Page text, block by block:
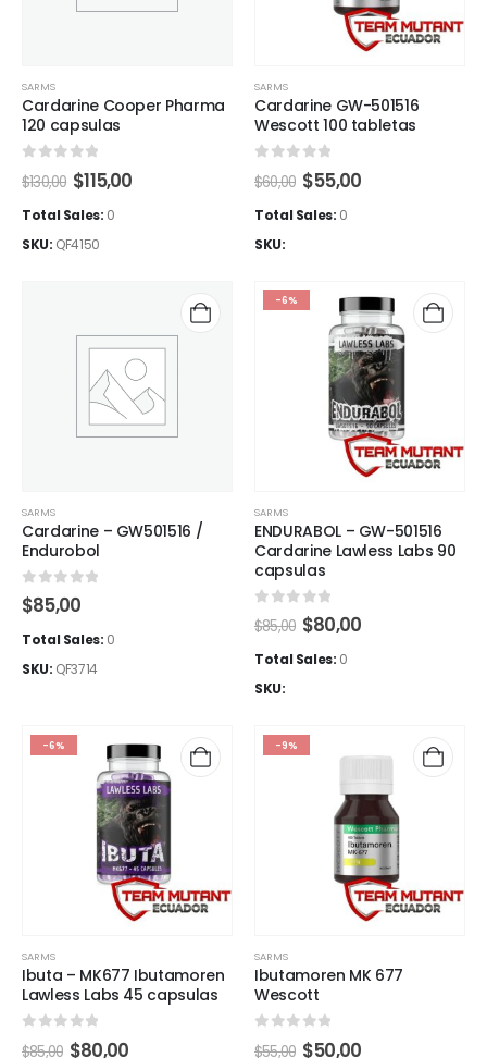
SARMS
Cardarine Cooper Pharma
120 capsulas
out of 5
$130,00 El
precio
original
$130,00.
$115,00El
Total Sales: 0
SKU: QF4150
SARMS
Cardarine GW-501516
Wescott 100 tabletas
out of 5
$60,00 El
precio
original
$55,00El
Total Sales: 0
SKU:
SARMS
Cardarine – GW501516 /
Endurobol
0out of 5
$85,00
Total Sales: 0
SKU: QF3714
-6%
SARMS
ENDURABOL – GW-501516
Cardarine Lawless Labs 90
capsulas
0 out of 5
$85,00 El
precio
original
$80,00El
Total Sales: 0
SKU:
-6%
SARMS
Ibuta – MK677 Ibutamoren
Lawless Labs 45 capsulas
out of 5
$85,00 El
$80,00El
-9%
SARMS
Ibutamoren MK 677
Wescott
out of 5
$55,00 El
$50,00El